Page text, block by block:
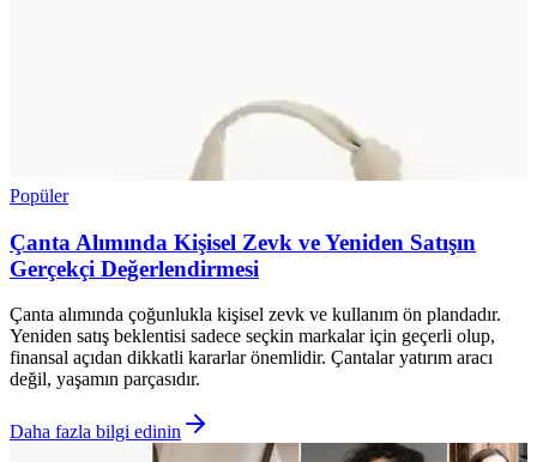
Popüler
Çanta Alımında Kişisel Zevk ve Yeniden Satışın
Gerçekçi Değerlendirmesi
Çanta alımında çoğunlukla kişisel zevk ve kullanım ön plandadır.
Yeniden satış beklentisi sadece seçkin markalar için geçerli olup,
finansal açıdan dikkatli kararlar önemlidir. Çantalar yatırım aracı
değil, yaşamın parçasıdır.
Daha fazla bilgi edinin